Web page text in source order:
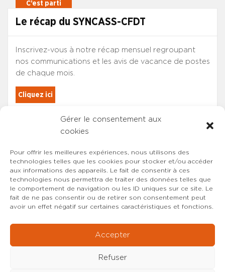
Gérer le consentement aux
cookies
Pour offrir les meilleures expériences, nous utilisons des
technologies telles que les cookies pour stocker et/ou accéder
aux informations des appareils. Le fait de consentir à ces
technologies nous permettra de traiter des données telles que
le comportement de navigation ou les ID uniques sur ce site. Le
fait de ne pas consentir ou de retirer son consentement peut
avoir un effet négatif sur certaines caractéristiques et fonctions.
Accepter
Refuser
Le récap du SYNCASS-CFDT
Inscrivez-vous à notre récap mensuel regroupant
nos communications et les avis de vacance de postes
de chaque mois.
Cliquez ici
Les adhérents du SYNCASS-CFDT
sont automatiquement inscrits.